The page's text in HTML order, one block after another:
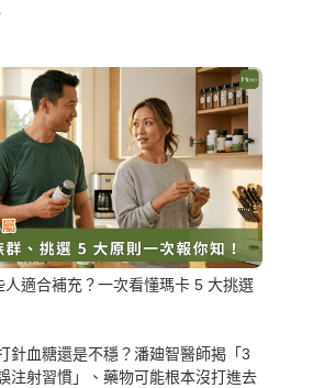
適合補充？一次看懂瑪卡 5 大挑選
針血糖還是不穩？潘廸智醫師揭「3
注射習慣」、藥物可能根本沒打進去